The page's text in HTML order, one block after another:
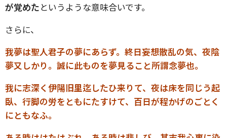
が覚めたというような意味合いです。
さらに、
我夢は聖人君子の夢にあらず。終日妄想散乱の気、夜陰
夢又しかり。誠に此ものを夢見ること所謂念夢也。
我に志深く伊陽旧里迄したひ来りて、夜は床を同じう起
臥、行脚の労をともにたすけて、百日が程かげのごとく
にともなふ。